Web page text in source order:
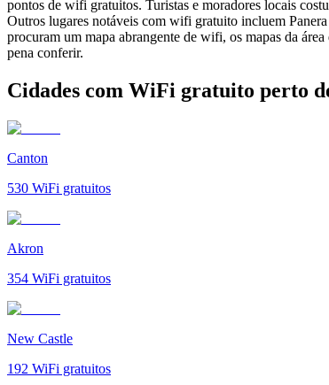
pontos de wifi gratuitos. Turistas e moradores locais
Outros lugares notáveis com wifi gratuito incluem
procuram um mapa abrangente de wifi, os mapas da
pena conferir.
Cidades com WiFi gratuito perto
Canton
530 WiFi gratuitos
Akron
354 WiFi gratuitos
New Castle
192 WiFi gratuitos